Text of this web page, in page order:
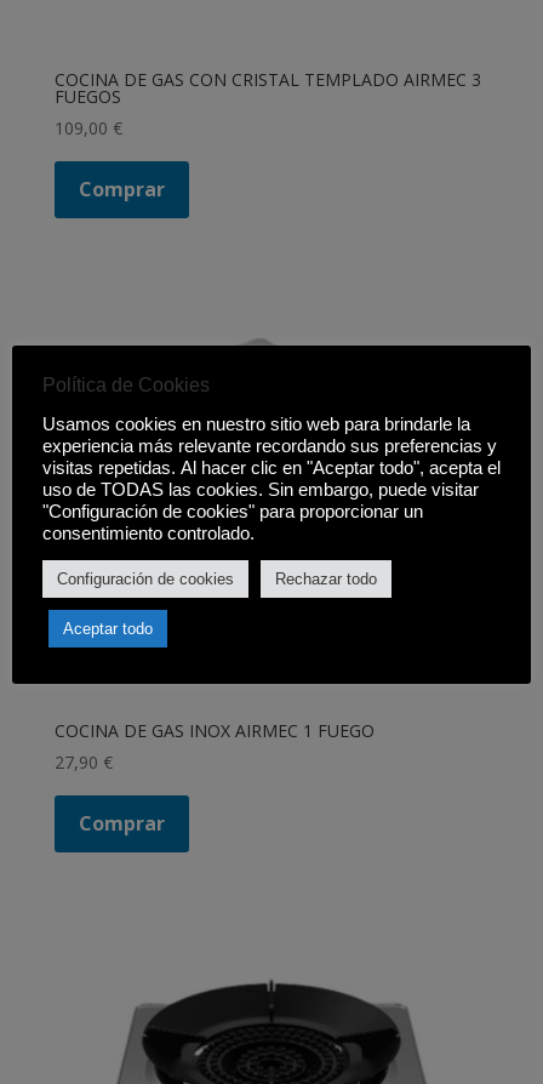
COCINA DE GAS CON CRISTAL TEMPLADO AIRMEC 3
FUEGOS
109,00 €
Comprar
COCINA DE GAS INOX AIRMEC 1 FUEGO
27,90 €
Comprar
Política de Cookies
Usamos cookies en nuestro sitio web para brindarle la
experiencia más relevante recordando sus preferencias y
visitas repetidas. Al hacer clic en "Aceptar todo", acepta el
uso de TODAS las cookies. Sin embargo, puede visitar
"Configuración de cookies" para proporcionar un
consentimiento controlado.
Configuración de cookies Rechazar todo
Aceptar todo